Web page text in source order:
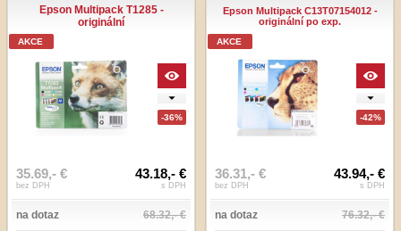
Epson Multipack T1285 -
originální
AKCE
-36%
35.69,- €
bez DPH
43.18,- €
s DPH
na dotaz 68.32,- €
Epson Multipack C13T07154012 -
originální po exp.
AKCE
-42%
36.31,- €
bez DPH
43.94,- €
s DPH
na dotaz 76.32,- €